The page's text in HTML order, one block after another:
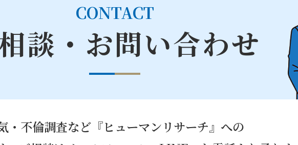
CONTACT
談・お問い合わせ
・不倫調査など『ヒューマンリサーチ』への